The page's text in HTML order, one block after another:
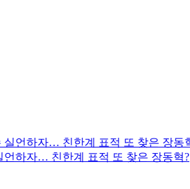
언하자… 친한계 표적 또 찾은 장동혁?